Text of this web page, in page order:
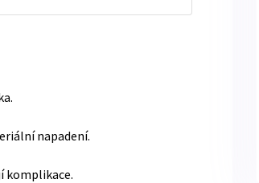
napadení.
komplikace.